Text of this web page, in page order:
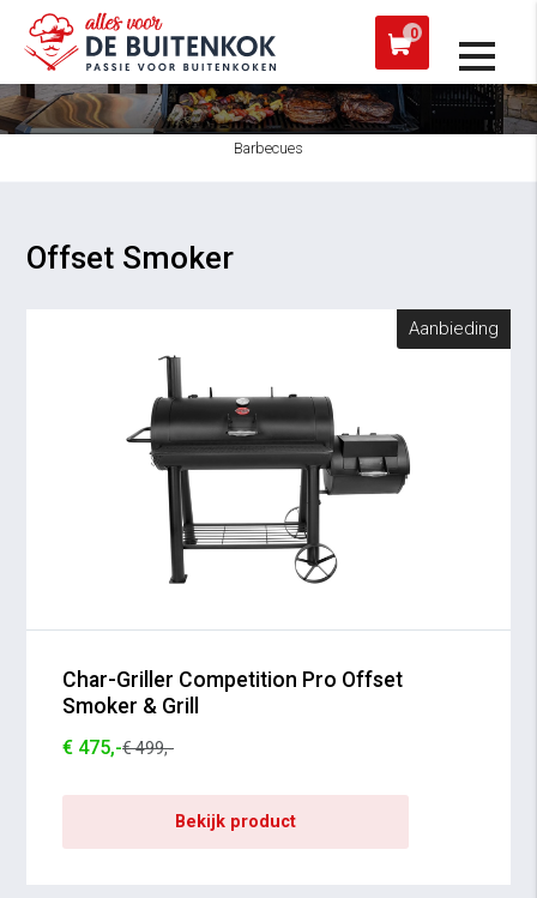
0
werkdag verzonden
Barbecues
Offset Smoker
Aanbieding
Char-Griller Competition Pro Offset
Smoker & Grill
€ 475,-€ 499,-
Bekijk product